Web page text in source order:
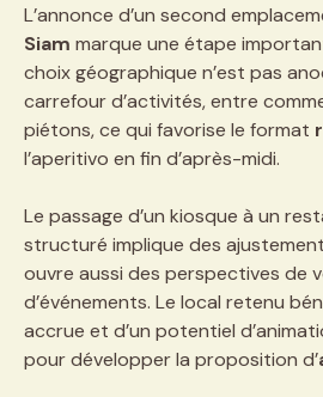
L’annonce d’un second
Siam marque une étape
choix géographique n’est pas
carrefour d’activités, entre
piétons, ce qui favorise le format
l’aperitivo en fin d’après-midi.
Le passage d’un kiosque à un
structuré implique des
ouvre aussi des perspectives de
d’événements. Le local retenu
accrue et d’un potentiel
pour développer la proposition d’